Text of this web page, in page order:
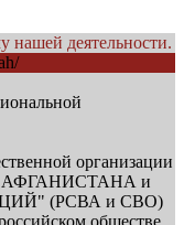
нашей деятельности.
организации
и
(РСВА и СВО)
обществе